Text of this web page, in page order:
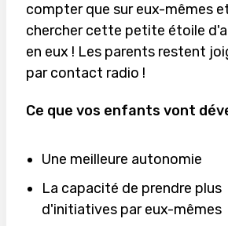
compter que sur eux-mêmes
chercher cette petite étoile
en eux ! Les parents restent
par contact radio !
Ce que vos enfants vont
Une meilleure autonomie
La capacité de prendre plus
d'initiatives par eux-mêmes